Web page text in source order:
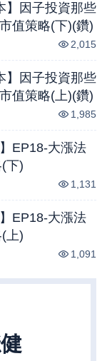
】因子投資那些
值策略(下)(鑽)
2,015
】因子投資那些
值策略(上)(鑽)
1,985
EP18-大漲法
下)
1,131
EP18-大漲法
上)
1,091